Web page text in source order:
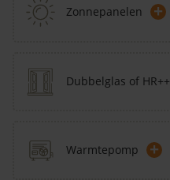
Zonnepanelen +
Dubbelglas of HR++
Warmtepomp +